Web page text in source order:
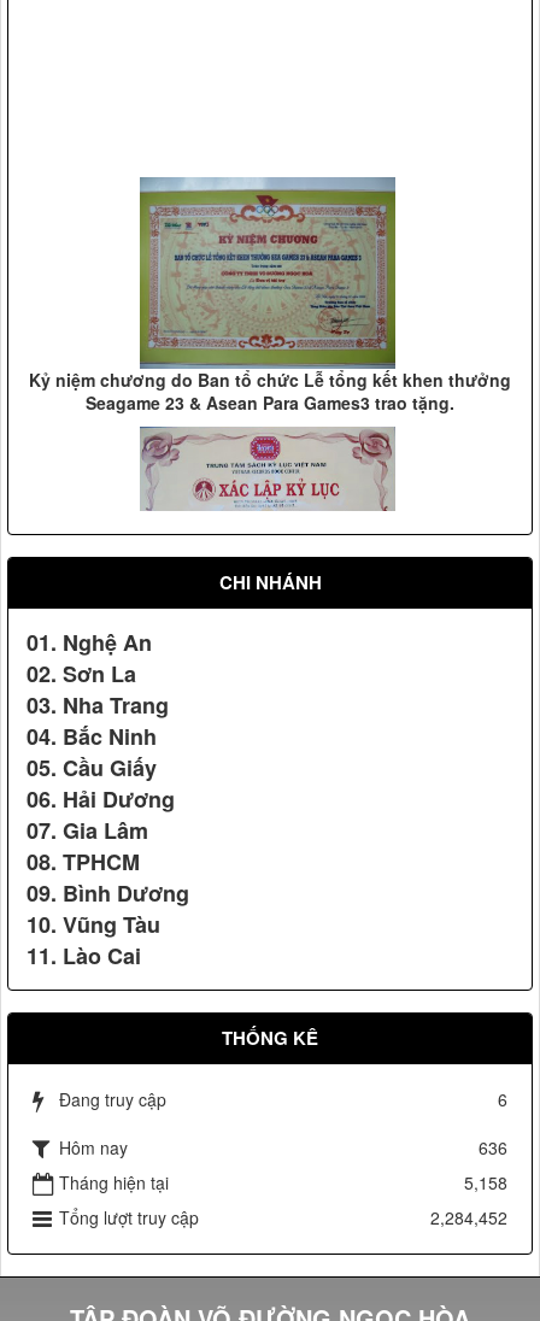
Nguyễn Thị Doan(2007)
Vệ sỹ Võ Đường Ngọc Hòa bảo vệ Đ/c nguyên phó chủ
tịch nước Nguyễn Thị Bình(2008)
Vệ sỹ Võ Đường Ngọc Hòa bảo vệ hội nghị Apec 14
Vệ sỹ Võ Đường Ngọc Hòa bảo vệ Đ/c Phạm Thế Duyệt chủ
tịch ủy ban TW mặt trận tổ quốc Việt Nam(2006)
Vệ sỹ Võ đường Ngọc Hòa bảo vệ Đ/c Nguyễn Minh
Triết(2007)
Kỷ niệm chương do Ban tổ chức Lễ tổng kết khen thưởng
Seagame 23 & Asean Para Games3 trao tặng.
CHI NHÁNH
01. Nghệ An
02. Sơn La
03. Nha Trang
04. Bắc Ninh
05. Cầu Giấy
06. Hải Dương
07. Gia Lâm
08. TPHCM
09. Bình Dương
10. Vũng Tàu
11. Lào Cai
THỐNG KÊ
Đang truy cập
6
Hôm nay
636
Tháng hiện tại
5,158
Tổng lượt truy cập
2,284,452